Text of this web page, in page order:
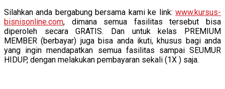
Silahkan anda bergabung bersama kami ke link: www.kursus-
bisnisonline.com, dimana semua fasilitas tersebut bisa
diperoleh secara GRATIS. Dan untuk kelas PREMIUM
MEMBER (berbayar) juga bisa anda ikuti, khusus bagi anda
yang ingin mendapatkan semua fasilitas sampai SEUMUR
HIDUP, dengan melakukan pembayaran sekali (1X ) saja.